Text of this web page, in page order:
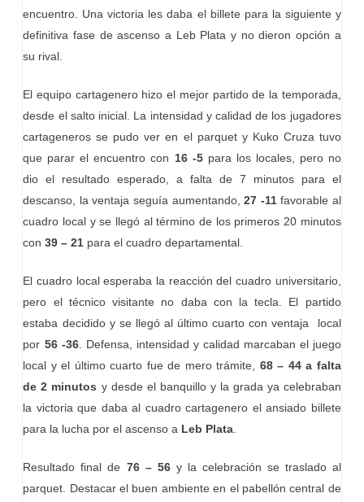
encuentro. Una victoria les daba el billete para la siguiente y
definitiva fase de ascenso a Leb Plata y no dieron opción a
su rival.
El equipo cartagenero hizo el mejor partido de la temporada,
desde el salto inicial. La intensidad y calidad de los jugadores
cartageneros se pudo ver en el parquet y Kuko Cruza tuvo
que parar el encuentro con 16 -5para los locales, pero no
dio el resultado esperado, a falta de 7 minutos para el
descanso, la ventaja seguía aumentando,27 -11favorable al
cuadro local y se llegó al término de los primeros 20 minutos
con39 – 21 para el cuadro departamental.
El cuadro local esperaba la reacción del cuadro universitario,
pero el técnico visitante no daba con la tecla. El partido
estaba decidido y se llegó al último cuarto con ventaja local
por 56 -36. Defensa, intensidad y calidad marcaban el juego
local y el último cuarto fue de mero trámite, 68 – 44 a falta
de 2 minutos y desde el banquillo y la grada ya celebraban
la victoria que daba al cuadro cartagenero el ansiado billete
para la lucha por el ascenso a Leb Plata
Resultado final de 76 – 56y la celebración se traslado al
parquet. Destacar el buen ambiente en el pabellón central de